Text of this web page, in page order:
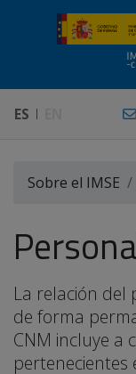
ES
Sobre el IMSE
La relación del
de forma
CNM incluye a
pertenecientes